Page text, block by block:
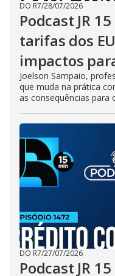
DO R7/28/07/2026
Podcast JR
tarifas dos
impactos
Joelson Sampaio,
que muda na prática
as consequências para
DO R7/27/07/2026
Podcast JR